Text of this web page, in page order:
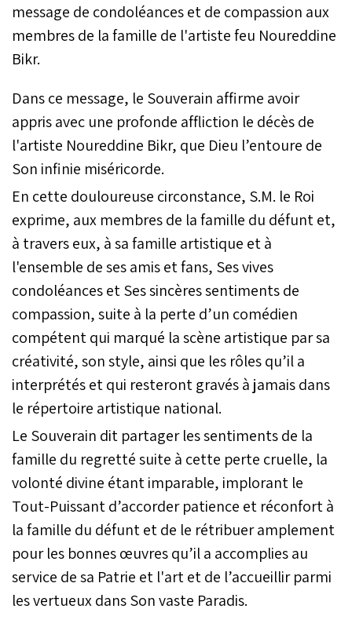
message de condoléances et de compassion aux
membres de la famille de l'artiste feu Noureddine
Bikr.
Dans ce message, le Souverain affirme avoir
appris avec une profonde affliction le décès de
l'artiste Noureddine Bikr, que Dieu l’entoure de
Son infinie miséricorde.
En cette douloureuse circonstance, S.M. le Roi
exprime, aux membres de la famille du défunt et,
à travers eux, à sa famille artistique et à
l'ensemble de ses amis et fans, Ses vives
condoléances et Ses sincères sentiments de
compassion, suite à la perte d’un comédien
compétent qui marqué la scène artistique par sa
créativité, son style, ainsi que les rôles qu’il a
interprétés et qui resteront gravés à jamais dans
le répertoire artistique national.
Le Souverain dit partager les sentiments de la
famille du regretté suite à cette perte cruelle, la
volonté divine étant imparable, implorant le
Tout-Puissant d’accorder patience et réconfort à
la famille du défunt et de le rétribuer amplement
pour les bonnes œuvres qu’il a accomplies au
service de sa Patrie et l'art et de l’accueillir parmi
les vertueux dans Son vaste Paradis.